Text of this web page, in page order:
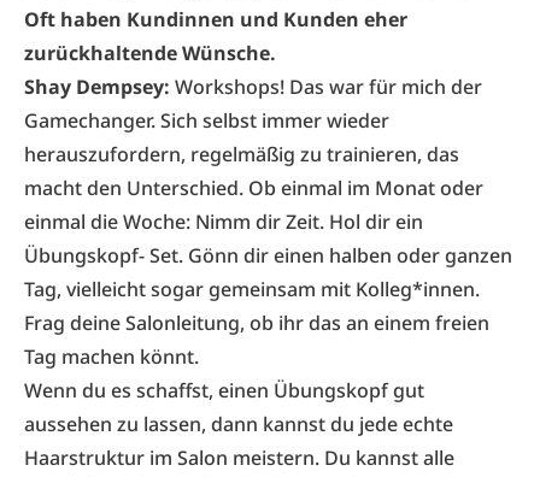
Oft haben Kundinnen und Kunden eher
zurückhaltende Wünsche.
Shay Dempsey: Workshops! Das war für mich der
Gamechanger. Sich selbst immer wieder
herauszufordern, re­gelmäßig zu trainieren, das
macht den Unter­schied. Ob einmal im Monat oder
einmal die Woche: Nimm dir Zeit. Hol dir ein
Übungskopf- Set. Gönn dir einen halben oder ganzen
Tag, vielleicht sogar gemeinsam mit Kolleg*innen.
Frag deine Salonleitung, ob ihr das an einem freien
Tag machen könnt.
Wenn du es schaffst, einen Übungskopf gut
aussehen zu lassen, dann kannst du jede echte
Haarstruktur im Salon meistern. Du kannst alle